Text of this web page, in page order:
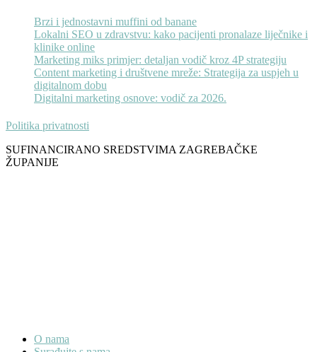
Brzi i jednostavni muffini od banane
Lokalni SEO u zdravstvu: kako pacijenti pronalaze liječnike i
klinike online
Marketing miks primjer: detaljan vodič kroz 4P strategiju
Content marketing i društvene mreže: Strategija za uspjeh u
digitalnom dobu
Digitalni marketing osnove: vodič za 2026.
Politika privatnosti
SUFINANCIRANO SREDSTVIMA ZAGREBAČKE
ŽUPANIJE
O nama